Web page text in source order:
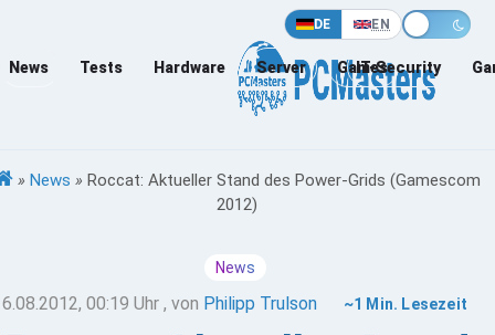
DE EN
News Tests Hardware Server Games
IT-Security
» News » Roccat: Aktueller Stand des Power-Grids (Gamescom
2012)
News
00:19 Uhr , von Philipp Trulson ~1 Min. Lesezeit